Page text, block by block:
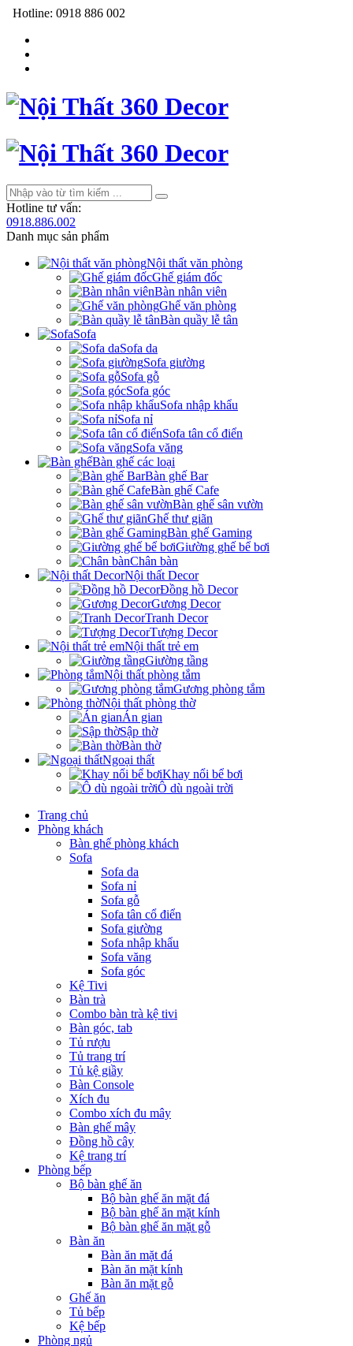
Hotline: 0918 886 002
Hotline tư vấn:
0918.886.002
Danh mục sản phẩm
Nội thất văn phòng
Ghế giám đốc
Bàn nhân viên
Ghế văn phòng
Bàn quầy lễ tân
Sofa
Sofa da
Sofa giường
Sofa gỗ
Sofa góc
Sofa nhập khẩu
Sofa nỉ
Sofa tân cổ điển
Sofa văng
Bàn ghế các loại
Bàn ghế Bar
Bàn ghế Cafe
Bàn ghế sân vườn
Ghế thư giãn
Bàn ghế Gaming
Giường ghế bể bơi
Chân bàn
Nội thất Decor
Đồng hồ Decor
Gương Decor
Tranh Decor
Tượng Decor
Nội thất trẻ em
Giường tầng
Nội thất phòng tắm
Gương phòng tắm
Nội thất phòng thờ
Án gian
Sập thờ
Bàn thờ
Ngoại thất
Khay nổi bể bơi
Ô dù ngoài trời
Trang chủ
Phòng khách
Bàn ghế phòng khách
Sofa
Sofa da
Sofa nỉ
Sofa gỗ
Sofa tân cổ điển
Sofa giường
Sofa nhập khẩu
Sofa văng
Sofa góc
Kệ Tivi
Bàn trà
Combo bàn trà kệ tivi
Bàn góc, tab
Tủ rượu
Tủ trang trí
Tủ kệ giầy
Bàn Console
Xích đu
Combo xích đu mây
Bàn ghế mây
Đồng hồ cây
Kệ trang trí
Phòng bếp
Bộ bàn ghế ăn
Bộ bàn ghế ăn mặt đá
Bộ bàn ghế ăn mặt kính
Bộ bàn ghế ăn mặt gỗ
Bàn ăn
Bàn ăn mặt đá
Bàn ăn mặt kính
Bàn ăn mặt gỗ
Ghế ăn
Tủ bếp
Kệ bếp
Phòng ngủ